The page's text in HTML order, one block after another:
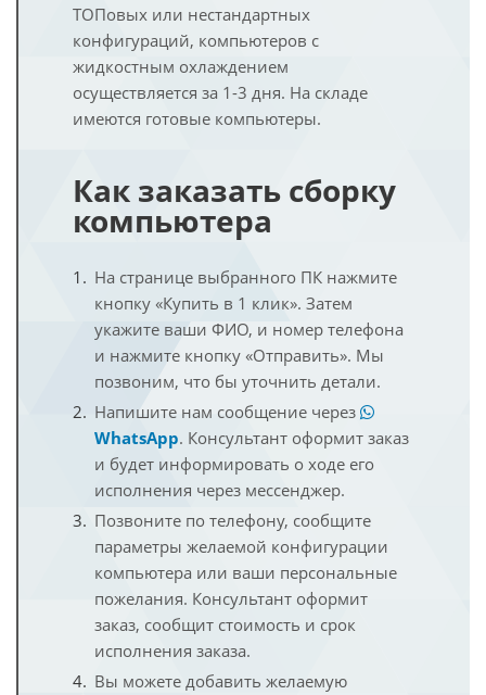
ТОПовых или нестандартных
конфигураций, компьютеров с
жидкостным охлаждением
осуществляется за 1-3 дня. На складе
имеются готовые компьютеры.
Как заказать сборку
компьютера
На странице выбранного ПК нажмите
кнопку «Купить в 1 клик». Затем
укажите ваши ФИО, и номер телефона
и нажмите кнопку «Отправить». Мы
позвоним, что бы уточнить детали.
Напишите нам сообщение через
WhatsApp. Консультант оформит заказ
и будет информировать о ходе его
исполнения через мессенджер.
Позвоните по телефону, сообщите
параметры желаемой конфигурации
компьютера или ваши персональные
пожелания. Консультант оформит
заказ, сообщит стоимость и срок
исполнения заказа.
Вы можете добавить желаемую